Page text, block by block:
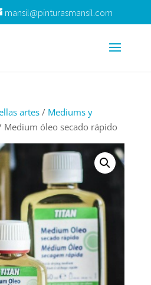
mansil@pinturasmansil.com
artes/ Mediums y
óleo secado rápido